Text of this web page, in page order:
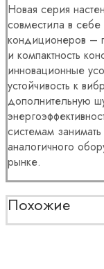
Новая серия
совместила в себе
кондиционеров –
и компактность
инновационные
устойчивость к
дополнительную
системам
аналогичного
рынке.
Похожие